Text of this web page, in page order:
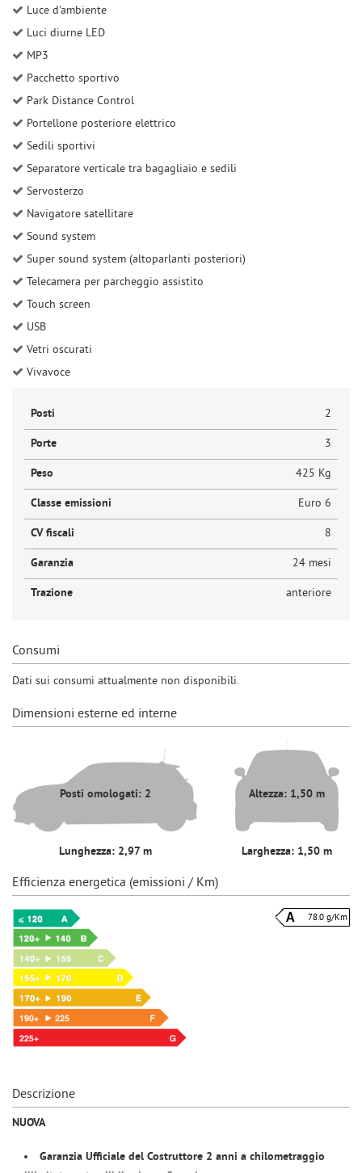
Luce d'ambiente
Luci diurne LED
MP3
Pacchetto sportivo
Park Distance Control
Portellone posteriore elettrico
Sedili sportivi
Separatore verticale tra bagagliaio e sedili
Servosterzo
Navigatore satellitare
Sound system
Super sound system (altoparlanti posteriori)
Telecamera per parcheggio assistito
Touch screen
USB
Vetri oscurati
Vivavoce
Posti 2
Porte 3
Peso 425 Kg
Classe emissioni Euro 6
CV fiscali 8
Garanzia 24 mesi
Trazione anteriore
Consumi
Dati sui consumi attualmente non disponibili.
Dimensioni esterne ed interne
Posti omologati: 2
Lunghezza: 2,97 m
Altezza: 1,50 m
Larghezza: 1,50 m
Efficienza energetica (emissioni / Km)
78.0 g/Km
Descrizione
NUOVA
Garanzia Ufficiale del Costruttore 2 anni a chilometraggio